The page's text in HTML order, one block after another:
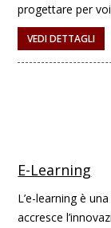
progettare per
VEDI DETTAGLI
E-Learning
L’e-learning è
accresce